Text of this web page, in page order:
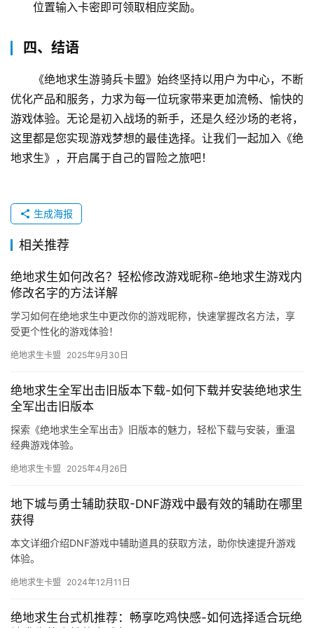
位置输入卡密即可领取相应奖励。
四、结语
《绝地求生游骑兵卡盟》始终坚持以用户为中心，不断
优化产品和服务，力求为每一位玩家带来更加流畅、愉快的
游戏体验。无论是初入战场的新手，还是久经沙场的老将，
这里都是您实现游戏梦想的最佳选择。让我们一起加入《绝
地求生》，开启属于自己的冒险之旅吧！
生成海报
相关推荐
绝地求生如何改名？轻松修改游戏昵称-绝地求生游戏内
修改名字的方法详解
学习如何在绝地求生中更改你的游戏昵称，快速掌握改名方法，享
受更个性化的游戏体验！
绝地求生卡盟 2025年9月30日
绝地求生全军出击旧版本下载-如何下载并安装绝地求生
全军出击旧版本
探索《绝地求生全军出击》旧版本的魅力，轻松下载与安装，重温
经典游戏体验。
绝地求生卡盟 2025年4月26日
地下城与勇士辅助获取-DNF游戏中最有效的辅助在哪里
获得
本文详细介绍DNF游戏中辅助道具的获取方法，助你快速提升游戏
体验。
绝地求生卡盟 2024年12月11日
绝地求生台式机推荐：畅享吃鸡快感-如何选择适合玩绝